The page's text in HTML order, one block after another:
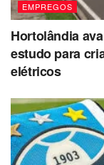
Técnico em
vagas
Telefonista –
EMPREGOS
Hortolândia
estudo para
elétricos